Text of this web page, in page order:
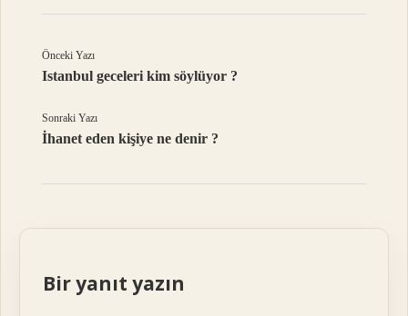
Önceki Yazı
Istanbul geceleri kim söylüyor ?
Sonraki Yazı
İhanet eden kişiye ne denir ?
Bir yanıt yazın